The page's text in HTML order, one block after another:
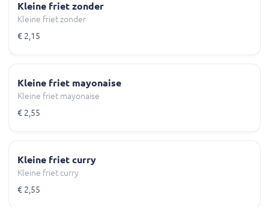
Kleine friet zonder
Kleine friet zonder
€ 2,15
Kleine friet mayonaise
Kleine friet mayonaise
€ 2,55
Kleine friet curry
Kleine friet curry
€ 2,55